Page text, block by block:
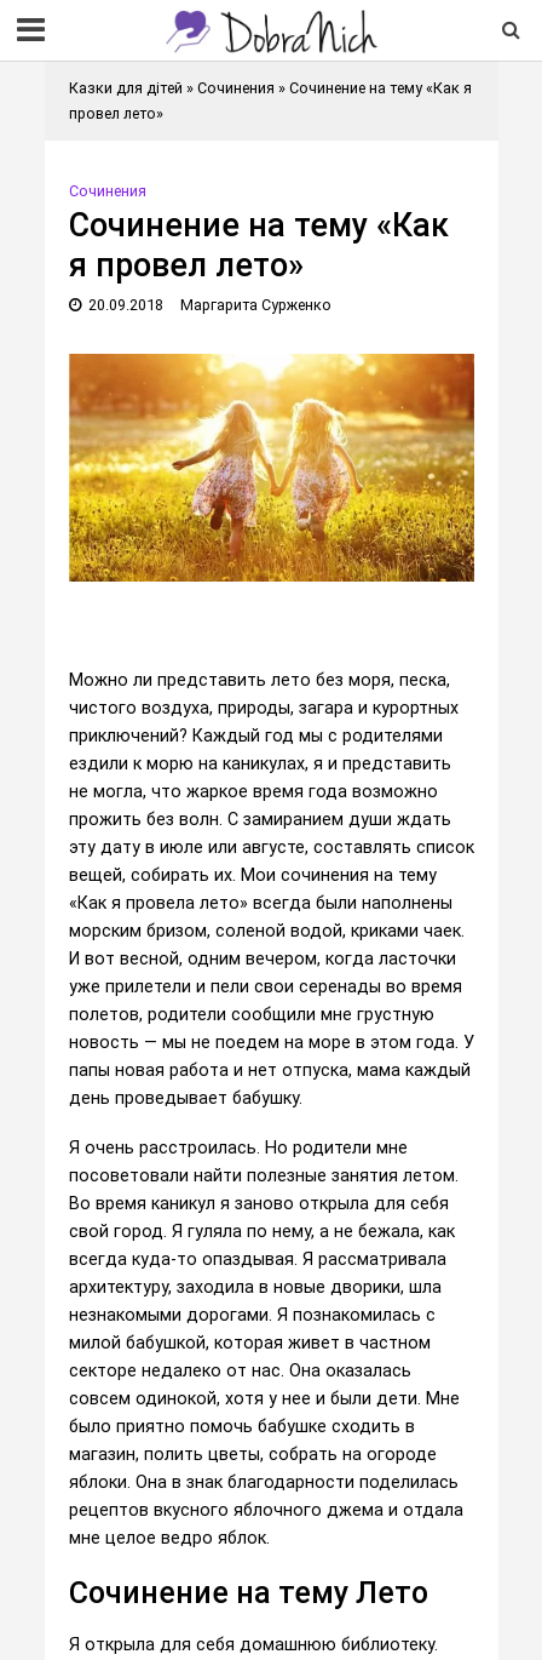
Казки для дітей » Сочинения » Сочинение на тему «Как я
провел лето»
Сочинения
Сочинение на тему «Как
я провел лето»
20.09.2018 Маргарита Сурженко
Можно ли представить лето без моря, песка,
чистого воздуха, природы, загара и курортных
приключений? Каждый год мы с родителями
ездили к морю на каникулах, я и представить
не могла, что жаркое время года возможно
прожить без волн. С замиранием души ждать
эту дату в июле или августе, составлять список
вещей, собирать их. Мои сочинения на тему
«Как я провела лето» всегда были наполнены
морским бризом, соленой водой, криками чаек.
И вот весной, одним вечером, когда ласточки
уже прилетели и пели свои серенады во время
полетов, родители сообщили мне грустную
новость — мы не поедем на море в этом года. У
папы новая работа и нет отпуска, мама каждый
день проведывает бабушку.
Я очень расстроилась. Но родители мне
посоветовали найти полезные занятия летом.
Во время каникул я заново открыла для себя
свой город. Я гуляла по нему, а не бежала, как
всегда куда-то опаздывая. Я рассматривала
архитектуру, заходила в новые дворики, шла
незнакомыми дорогами. Я познакомилась с
милой бабушкой, которая живет в частном
секторе недалеко от нас. Она оказалась
совсем одинокой, хотя у нее и были дети. Мне
было приятно помочь бабушке сходить в
магазин, полить цветы, собрать на огороде
яблоки. Она в знак благодарности поделилась
рецептов вкусного яблочного джема и отдала
мне целое ведро яблок.
Сочинение на тему Лето
Я открыла для себя домашнюю библиотеку.